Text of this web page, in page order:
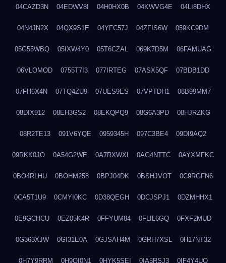
04CAZD3N 04EDWV8I 04H0HX0B 04KWVG4E 04LI8DHX
04N4JN2X 04QX9S1E 04YFC57J 04ZFIS6W 059KC9DM
05G55WBQ 05IXW4Y0 05T6CZAL 069K7D5M 06FAMUAG
06VLOMOD 0755T7I3 077IRTEG 07ASX5QF 07BDB1DD
07FH6X4N 07TQ4ZU9 07UES9ES 07VPTDH1 08B99MM7
08DIX912 08EH3GS2 08EKQPQ9 08G6A3PD 08HJRZKG
08R2TE13 091V6YQE 0959345H 097C3BE4 09DI9AQ2
09RKK0JO 0A54G2WE 0A7RXWXI 0AG4NTTC 0AYXMFKC
0BO4RLHU 0BOHM258 0BPJ04DK 0BSHJVOT 0C9RGFN6
0CA5T1U9 0CMYI0KC 0D38QEGH 0DCJSPJ1 0DZMHHX1
0E9GCHCU 0EZ05K4R 0FFYUM84 0FLIL6GQ 0FXF2MUD
0G363XJW 0GI31E0A 0GJSAH4M 0GRH7XSL 0H17NT32
0H7Y9RRM 0H9OI0N1 0HYK5SEI 0IA5RSJ3 0IF4Y4UQ